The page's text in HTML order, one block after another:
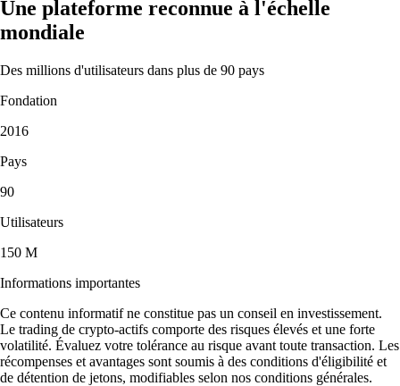
Une plateforme reconnue à l'échelle
mondiale
Des millions d'utilisateurs dans plus de 90 pays
Fondation
2016
Pays
90
Utilisateurs
150 M
Informations importantes
Ce contenu informatif ne constitue pas un conseil en investissement.
Le trading de crypto-actifs comporte des risques élevés et une forte
volatilité. Évaluez votre tolérance au risque avant toute transaction. Les
récompenses et avantages sont soumis à des conditions d'éligibilité et
de détention de jetons, modifiables selon nos conditions générales.